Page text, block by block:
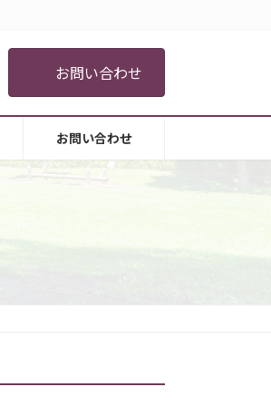
お問い合わせ
お問い合わせ